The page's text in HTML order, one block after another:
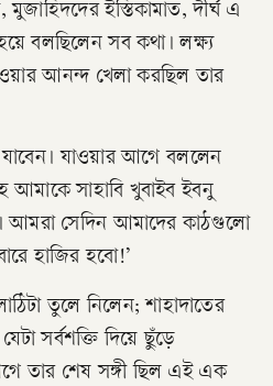
মুজাহিদদের ইস্তিকামাত, দীর্ঘ এ
বলছিলেন সব কথা। লক্ষ্য
আনন্দ খেলা করছিল তার
যাওয়ার আগে বললেন
সাহাবি খুবাইব ইবনু
আমরা সেদিন আমাদের কাঠগুলো
হাজির হবো!’
তুলে নিলেন; শাহাদাতের
সর্বশক্তি দিয়ে ছুঁড়ে
তার শেষ সঙ্গী ছিল এই এক